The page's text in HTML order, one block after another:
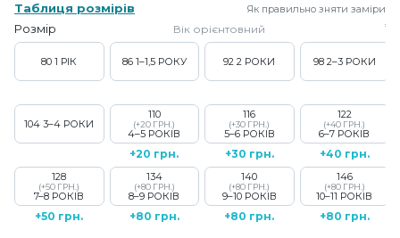
Таблиця розмірів Як правильно зняти заміри
Розмір Вік орієнтовний
80 1 РІК 86 1–1,5 РОКУ 92 2 РОКИ 98 2–3 РОКИ
104 3–4 РОКИ
110
(+20 ГРН.)
4–5 РОКІВ
+20 грн.
116
(+30 ГРН.)
5–6 РОКІВ
+30 грн.
122
(+40 ГРН.)
6–7 РОКІВ
+40 грн.
128
(+50 ГРН.)
7–8 РОКІВ
+50 грн.
134
(+80 ГРН.)
8–9 РОКІВ
+80 грн.
140
(+80 ГРН.)
9–10 РОКІВ
+80 грн.
146
(+80 ГРН.)
10–11 РОКІВ
+80 грн.